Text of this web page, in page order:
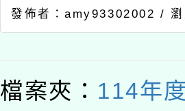
發佈者：amy93302002 /
檔案夾： 114年